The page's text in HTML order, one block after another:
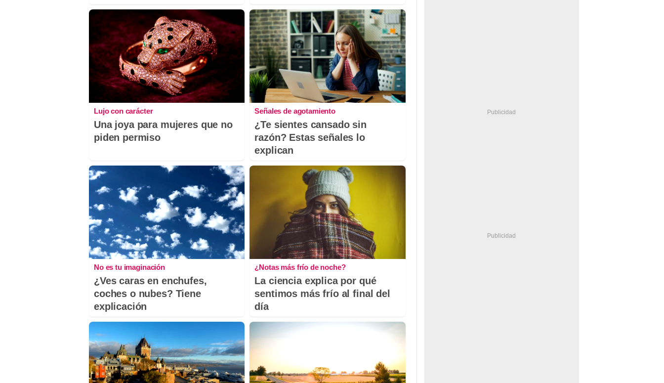
Lujo con carácter
Una joya para mujeres que no
piden permiso
Señales de agotamiento
¿Te sientes cansado sin
razón? Estas señales lo
explican
No es tu imaginación
¿Ves caras en enchufes,
coches o nubes? Tiene
explicación
¿Notas más frío de noche?
La ciencia explica por qué
sentimos más frío al final del
día